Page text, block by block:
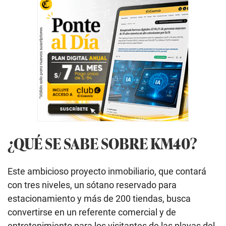
¿QUÉ SE SABE SOBRE KM40?
Este ambicioso proyecto inmobiliario, que contará
con tres niveles, un sótano reservado para
estacionamiento y más de 200 tiendas, busca
convertirse en un referente comercial y de